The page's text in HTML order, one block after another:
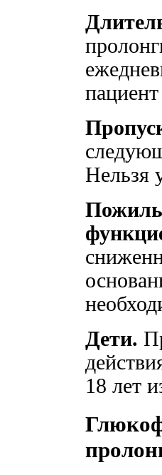
Нельзя
Дети.
18 лет